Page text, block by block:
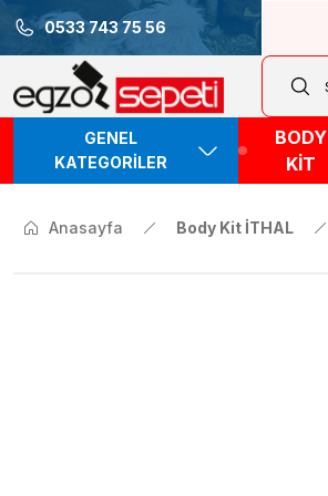
0533 743 75 56
GENEL
KATEGORİLER
BODY
KİT
Anasayfa Body Kit İTHAL